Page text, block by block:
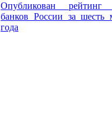
Опубликован рейтинг
банков России за шесть
года